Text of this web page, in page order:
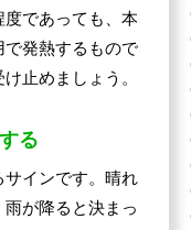
であっても、本
発熱するもので
止めましょう。
る
インです。晴れ
が降ると決まっ